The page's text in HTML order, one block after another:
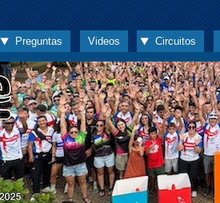
Preguntas Videos Circuitos